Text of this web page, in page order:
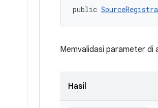
public
Memvalidasi parameter di
Hasil